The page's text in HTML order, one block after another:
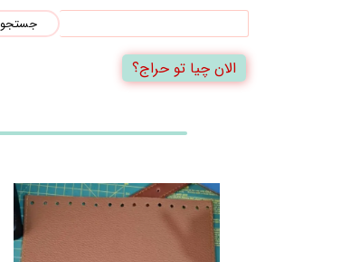
جستجو
الان چیا تو حراج؟